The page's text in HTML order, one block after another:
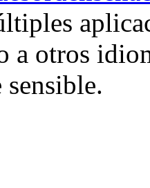
a otros
sensible.